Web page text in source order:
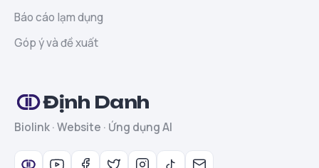
Báo cáo lạm dụng
Góp ý và đề xuất
Định Danh
Biolink · Website · Ứng dụng AI